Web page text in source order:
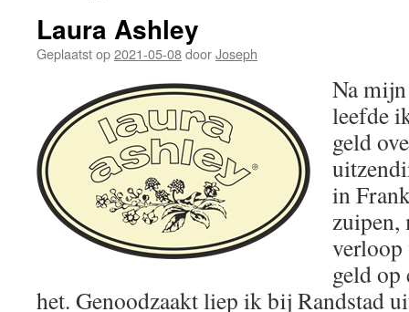
Laura Ashley
Geplaatst op2021-05-08doorJoseph
Na
leefde
geld
in
zuipen,
geld
het. Genoodzaakt liep ik bij Randstad